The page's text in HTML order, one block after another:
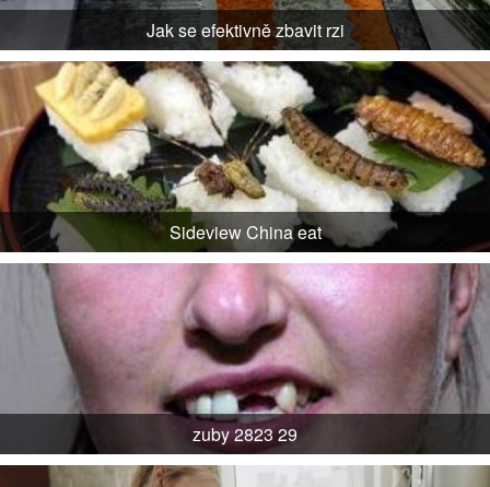
Jak se efektivně zbavit rzi
Sideview China eat
zuby 2823 29